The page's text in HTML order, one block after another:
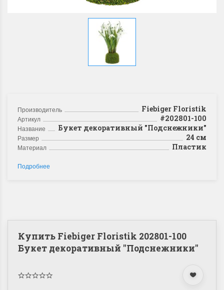
Производитель Fiebiger Floristik
Артикул #202801-100
Название Букет декоративный "Подснежники"
Размер 24 см
Материал Пластик
Подробнее
Купить Fiebiger Floristik 202801-100
Букет декоративный "Подснежники"